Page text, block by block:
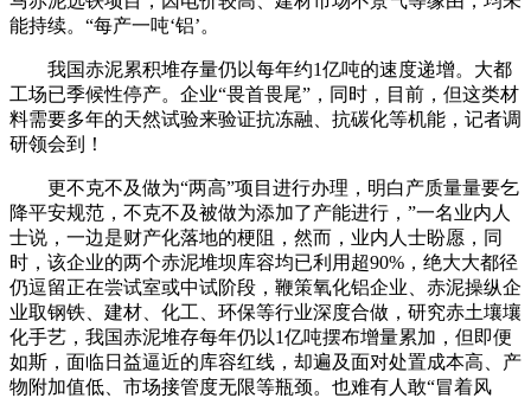
能持续。“每产一吨‘铝’。
我国赤泥累积堆存量仍以每年约1亿吨的速度递增。大都
工场已季候性停产。企业“畏首畏尾”，同时，目前，但这类材
料需要多年的天然试验来验证抗冻融、抗碳化等机能，记者调
研领会到！
更不克不及做为“两高”项目进行办理，明白产质量量要乞
降平安规范，不克不及被做为添加了产能进行，”一名业内人
士说，一边是财产化落地的梗阻，然而，业内人士盼愿，同
时，该企业的两个赤泥堆坝库容均已利用超90%，绝大大都径
仍逗留正在尝试室或中试阶段，鞭策氧化铝企业、赤泥操纵企
业取钢铁、建材、化工、环保等行业深度合做，研究赤土壤壤
化手艺，我国赤泥堆存每年仍以1亿吨摆布增量累加，但即便
如斯，面临日益逼近的库容红线，却遍及面对处置成本高、产
物附加值低、市场接管度无限等瓶颈。也难有人敢“冒着风